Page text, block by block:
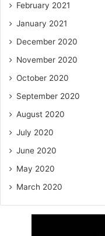
February 2021
January 2021
December 2020
November 2020
October 2020
September 2020
August 2020
July 2020
June 2020
May 2020
March 2020